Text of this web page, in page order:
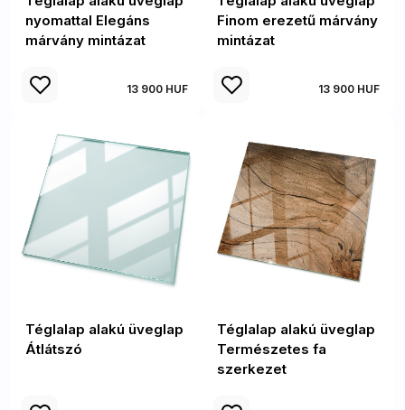
nyomattal Elegáns
márvány mintázat
13 900 HUF
Finom erezetű márvány
mintázat
13 900 HUF
Téglalap alakú üveglap
Átlátszó
Téglalap alakú üveglap
Természetes fa
szerkezet